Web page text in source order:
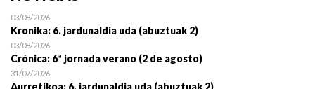
03/08/2026
Kronika: 6. jardunaldia uda (abuztuak 2)
03/08/2026
Crónica: 6ª jornada verano (2 de agosto)
31/07/2026